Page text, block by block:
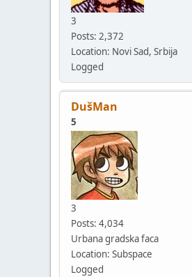
3
Posts: 2,372
Location: Novi Sad, Srbija
Logged
DušMan
5
3
Posts: 4,034
Urbana gradska faca
Location: Subspace
Logged